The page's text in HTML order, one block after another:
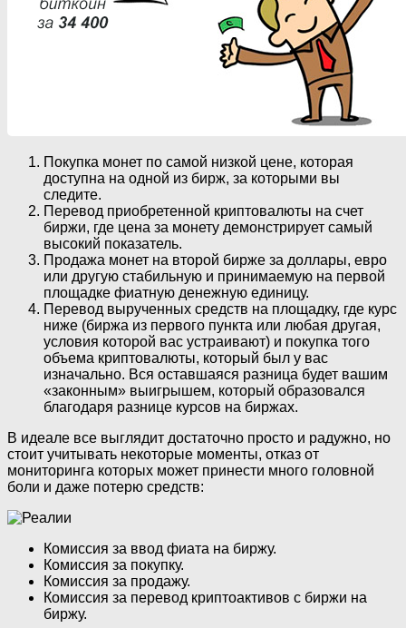
Покупка монет по самой низкой цене, которая
доступна на одной из бирж, за которыми вы
следите.
Перевод приобретенной криптовалюты на счет
биржи, где цена за монету демонстрирует самый
высокий показатель.
Продажа монет на второй бирже за доллары, евро
или другую стабильную и принимаемую на первой
площадке фиатную денежную единицу.
Перевод вырученных средств на площадку, где курс
ниже (биржа из первого пункта или любая другая,
условия которой вас устраивают) и покупка того
объема криптовалюты, который был у вас
изначально. Вся оставшаяся разница будет вашим
«законным» выигрышем, который образовался
благодаря разнице курсов на биржах.
В идеале все выглядит достаточно просто и радужно, но
стоит учитывать некоторые моменты, отказ от
мониторинга которых может принести много головной
боли и даже потерю средств:
Комиссия за ввод фиата на биржу.
Комиссия за покупку.
Комиссия за продажу.
Комиссия за перевод криптоактивов с биржи на
биржу.